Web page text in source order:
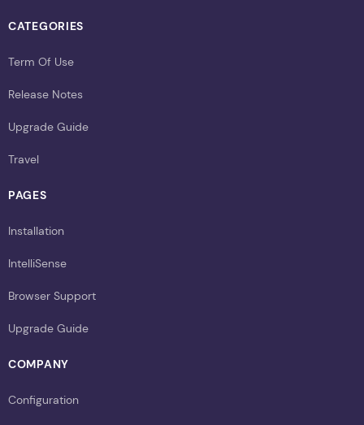
CATEGORIES
Term Of Use
Release Notes
Upgrade Guide
Travel
PAGES
Installation
IntelliSense
Browser Support
Upgrade Guide
COMPANY
Configuration